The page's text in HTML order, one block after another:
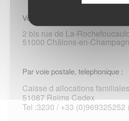
Vous rendre sur place :
2 bis rue de La-
51000 Châlons-en-
Par voie postale, telephonique :
Caisse d allocations
51087 Reims Cedex
Tel :3230 / +33 (0)969325252